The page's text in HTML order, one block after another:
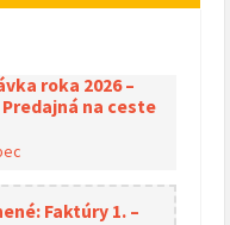
roka 2026 –
na ceste
Faktúry 1. –